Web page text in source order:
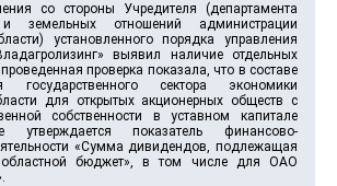
со стороны Учредителя (департамента
земельных отношений администрации
установленного порядка управления
выявил наличие отдельных
проверка показала, что в составе
государственного сектора экономики
для открытых акционерных обществ с
собственности в уставном капитале
показатель финансово-
«Сумма дивидендов, подлежащая
бюджет», в том числе для ОАО